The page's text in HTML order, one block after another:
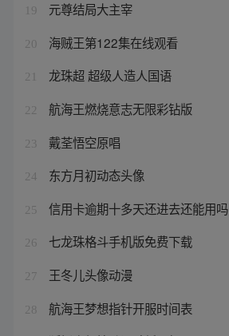
19 元尊结局大主宰
20 海贼王第122集在线观看
21 龙珠超 超级人造人国语
22 航海王燃烧意志无限彩钻版
23 戴荃悟空原唱
24 东方月初动态头像
25 信用卡逾期十多天还进去还能用吗
26 七龙珠格斗手机版免费下载
27 王冬儿头像动漫
28 航海王梦想指针开服时间表